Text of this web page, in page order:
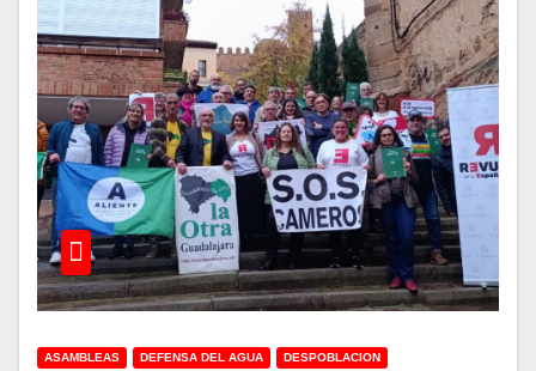
ASAMBLEAS DEFENSA DEL AGUA DESPOBLACION